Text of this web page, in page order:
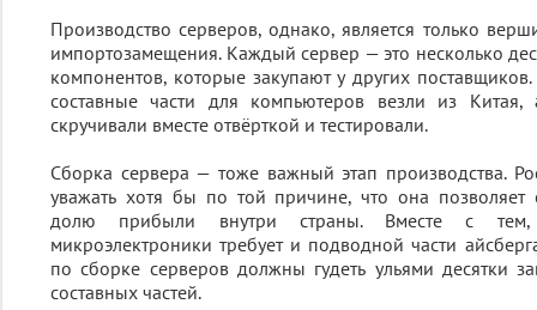
Производство серверов, однако, является только
импортозамещения. Каждый сервер — это несколько
компонентов, которые закупают у других
составные части для компьютеров везли из
скручивали вместе отвёрткой и тестировали.
Сборка сервера — тоже важный этап производства.
уважать хотя бы по той причине, что она позволяет
долю прибыли внутри страны. Вместе с тем,
микроэлектроники требует и подводной части
по сборке серверов должны гудеть ульями десятки
составных частей.